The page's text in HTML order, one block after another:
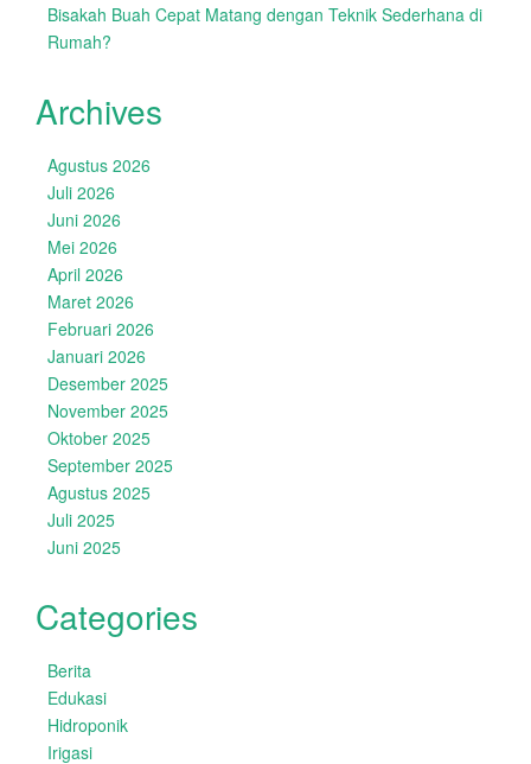
Bisakah Buah Cepat Matang dengan Teknik Sederhana di
Rumah?
Archives
Agustus 2026
Juli 2026
Juni 2026
Mei 2026
April 2026
Maret 2026
Februari 2026
Januari 2026
Desember 2025
November 2025
Oktober 2025
September 2025
Agustus 2025
Juli 2025
Juni 2025
Categories
Berita
Edukasi
Hidroponik
Irigasi